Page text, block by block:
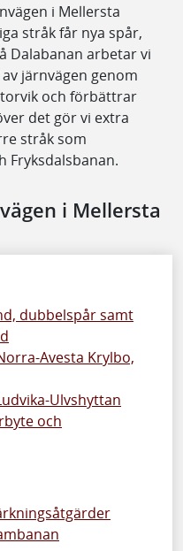
i Mellersta
stråk får nya spår,
Dalabanan arbetar vi
järnvägen genom
och förbättrar
det gör vi extra
stråk som
Fryksdalsbanan.
i Mellersta
dubbelspår samt
Avesta Krylbo,
Ulvshyttan
och